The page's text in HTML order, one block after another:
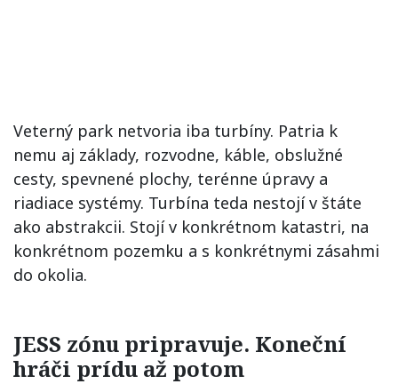
Veterný park netvoria iba turbíny. Patria k
nemu aj základy, rozvodne, káble, obslužné
cesty, spevnené plochy, terénne úpravy a
riadiace systémy. Turbína teda nestojí v štáte
ako abstrakcii. Stojí v konkrétnom katastri, na
konkrétnom pozemku a s konkrétnymi zásahmi
do okolia.
JESS zónu pripravuje. Koneční
hráči prídu až potom